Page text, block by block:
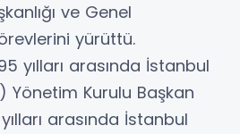
ve Genel
yürüttü.
yılları arasında İstanbul
Yönetim Kurulu Başkan
arasında İstanbul